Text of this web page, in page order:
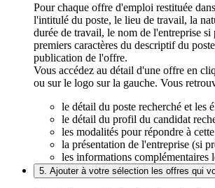
Pour chaque offre d'emploi restituée
l'intitulé du poste, le lieu de travail, la
durée de travail, le nom de l'entreprise si
premiers caractères du descriptif du
publication de l'offre.
Vous accédez au détail d'une offre en
ou sur le logo sur la gauche. Vous
le détail du poste recherché et les
le détail du profil du candidat
les modalités pour répondre à
la présentation de l'entreprise (si
les informations complémentaires
5. Ajouter à votre sélection les offres qui